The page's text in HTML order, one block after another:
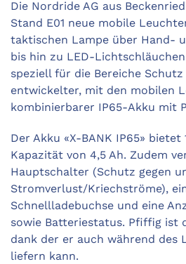
Die Nordride AG aus
Stand E01 neue mobile
taktischen Lampe über Hand-
bis hin zu LED-
speziell für die Bereiche
entwickelter, mit den mobilen
kombinierbarer IP65-Akku mit
Der Akku «X-BANK IP65» bietet
Kapazität von 4,5 Ah. Zudem
Hauptschalter (Schutz gegen
Stromverlust/Kriechströme),
Schnellladebuchse und eine
sowie Batteriestatus. Pfiffig ist
dank der er auch während des
liefern kann.